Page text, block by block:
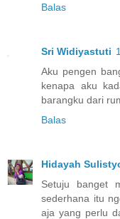
Balas
Sri Widiyastuti
Aku pengen
kenapa aku
barangku dari
Balas
Hidayah
Setuju banget
sederhana itu
aja yang perlu